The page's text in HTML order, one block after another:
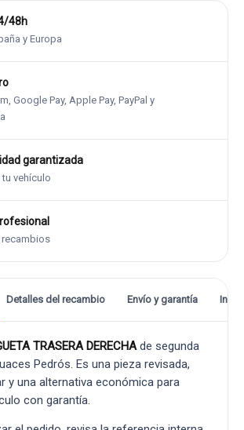
48h
y Europa
Google Pay, Apple Pay, PayPal y
garantizada
vehículo
recambios
Detalles del recambio Envío y garantía
TRASERA DERECHAde segunda
Pedrós. Es una pieza revisada,
y una alternativa económica para
con garantía.